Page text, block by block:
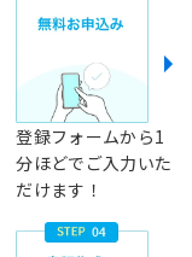
登録フォームから1
分ほどでご入力いた
だけます！